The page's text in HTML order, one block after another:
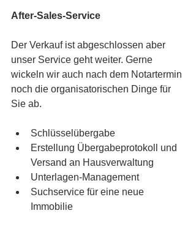
After-Sales-Service
Der Verkauf ist abgeschlossen aber
unser Service geht weiter. Gerne
wickeln wir auch nach dem Notartermin
noch die organisatorischen Dinge für
Sie ab.
Schlüsselübergabe
Erstellung Übergabeprotokoll und
Versand an Hausverwaltung
Unterlagen-Management
Suchservice für eine neue
Immobilie